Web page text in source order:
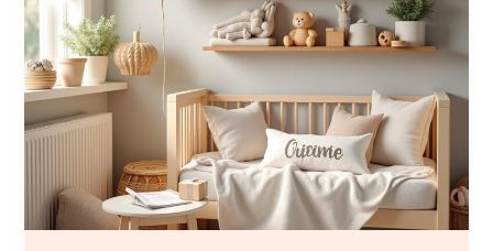
de
naissance
:
comment
créer
un
utile
et